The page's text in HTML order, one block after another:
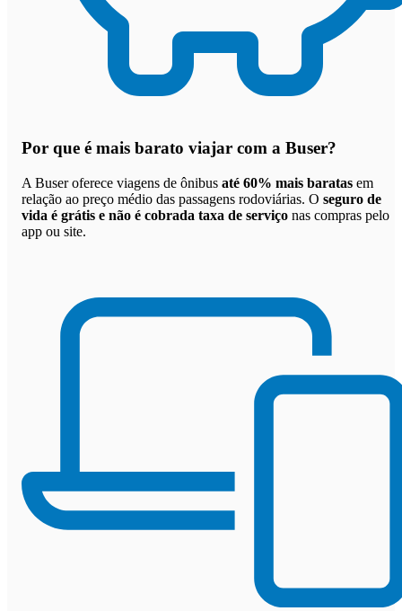
Por que é mais barato viajar com a Buser?
A Buser oferece viagens de ônibus até 60% mais baratas em
relação ao preço médio das passagens rodoviárias. O seguro de
vida é grátis e não é cobrada taxa de serviço nas compras pelo
app ou site.